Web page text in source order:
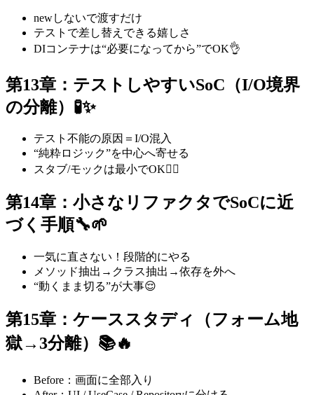
newしないで渡すだけ
テストで差し替えできる嬉しさ
DIコンテナは“必要になってから”でOK👌
第13章：テストしやすいSoC（I/O境界
の分離）🧪✨
テスト不能の原因＝I/O混入
“純粋ロジック”を中心へ寄せる
スタブ/モックは最小でOK🙆‍♀️
第14章：小さなリファクタでSoCに近
づく手順🔧🌱
一気に直さない！段階的にやる
メソッド抽出→クラス抽出→依存を外へ
“動くまま切る”が大事😌
第15章：ケーススタディ（フォーム地
獄→3分離）📚🔥
Before：画面に全部入り